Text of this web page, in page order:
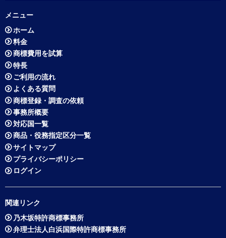
メニュー
ホーム
料金
商標費用を試算
特長
ご利用の流れ
よくある質問
商標登録・調査の依頼
事務所概要
対応国一覧
商品・役務指定区分一覧
サイトマップ
プライバシーポリシー
ログイン
関連リンク
乃木坂特許商標事務所
弁理士法人白浜国際特許商標事務所